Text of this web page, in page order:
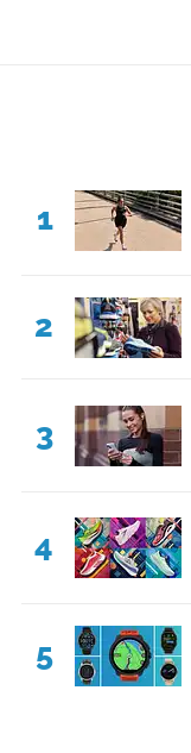
1
2
3
4
5